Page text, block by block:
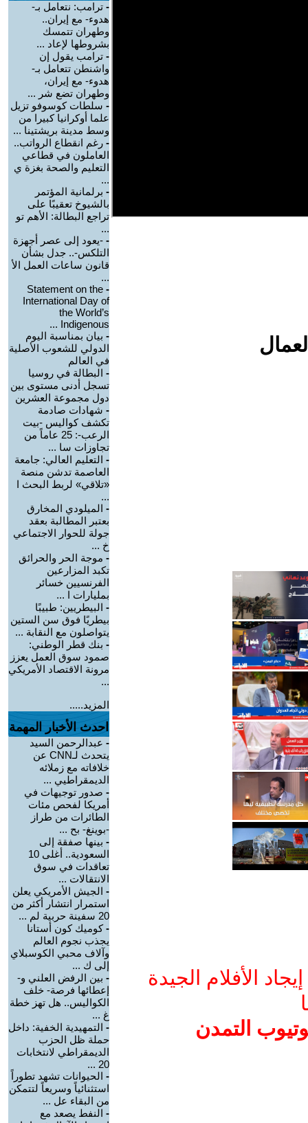
الأفلام الجيدة
التمدن
- ترامب: نتعامل بـ-
هدوء- مع إيران..
وطهران تتمسك
بشروطها لإعاد ...
- ترامب يقول إن
واشنطن تتعامل بـ-
هدوء- مع إيران،
وطهران تضع شر ...
- سلطات كوسوفو تزيل
علما أوكرانيا كبيرا من
وسط مدينة بريشتينا ...
- رغم انقطاع الرواتب..
العاملون في قطاعي
التعليم والصحة بغزة ي
...
- برلمانية المؤتمر
بالشيوخ تعقيبًا على
تراجع البطالة: الأهم تو
...
- -يعود إلى عصر أجهزة
التلكس-.. جدل بشأن
قانون ساعات العمل الأ
...
-
Statement on the
International Day of
the World’s
Indigenous ...
- بيان بمناسبة اليوم
الدولي للشعوب الأصلية
في العالم
- البطالة في روسيا
تسجل أدنى مستوى بين
دول مجموعة العشرين
- شهادات صادمة
تكشف كواليس -بيت
الرعب-: 25 عاماً من
تجاوزات سا ...
- التعليم العالي: جامعة
العاصمة تدشن منصة
«تلاقي» لربط البحث ا
...
- الميلودي المخارق
بعتبر المطالبة بعقد
جولة للحوار الاجتماعي
خ ...
- موجة الحر والحرائق
تكبد المزارعين
الفرنسيين خسائر
بمليارات ا ...
- البيطريين: طبيبًا
بيطريًا فوق سن الستين
يتواصلون مع النقابة ...
- بنك قطر الوطني:
صمود سوق العمل يعزز
مرونة الاقتصاد الأمريكي
...
المزيد.....
احدث الأخبار المهمة
- عبدالرحمن السيد
يتحدث لـCNN عن
خلافاته مع زملائه
الديمقراطيي ...
- صدور توجيهات في
أمريكا لفحص مئات
الطائرات من طراز
-بوينغ- بح ...
- بينها صفقة إلى
السعودية.. أغلى 10
تعاقدات في سوق
الانتقالات ...
- الجيش الأمريكي يعلن
استمرار انتشار أكثر من
20 سفينة حربية لم ...
-كوميك كون أستانا
يجذب نجوم العالم
وآلاف محبي الكوسبلاي
إلى ك ...
- بين الرفض العلني و-
إعطائها فرصة- خلف
الكواليس.. هل تهز خطة
غ ...
- التمهيدية الخفية: داخل
حملة ظل الحزب
الديمقراطي لانتخابات
20 ...
- الحيوانات تشهد تطوراً
استثنائياً وسريعاً لتتمكن
من البقاء عل ...
- النفط يصعد مع